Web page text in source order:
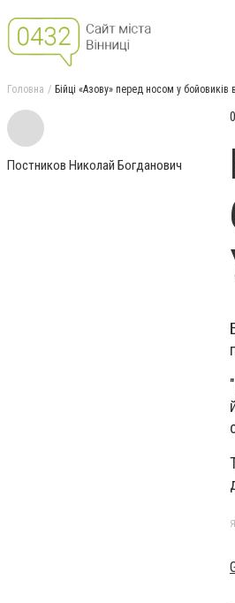
Головна Бійці «Азову» перед носом у
Постников Николай Богданович